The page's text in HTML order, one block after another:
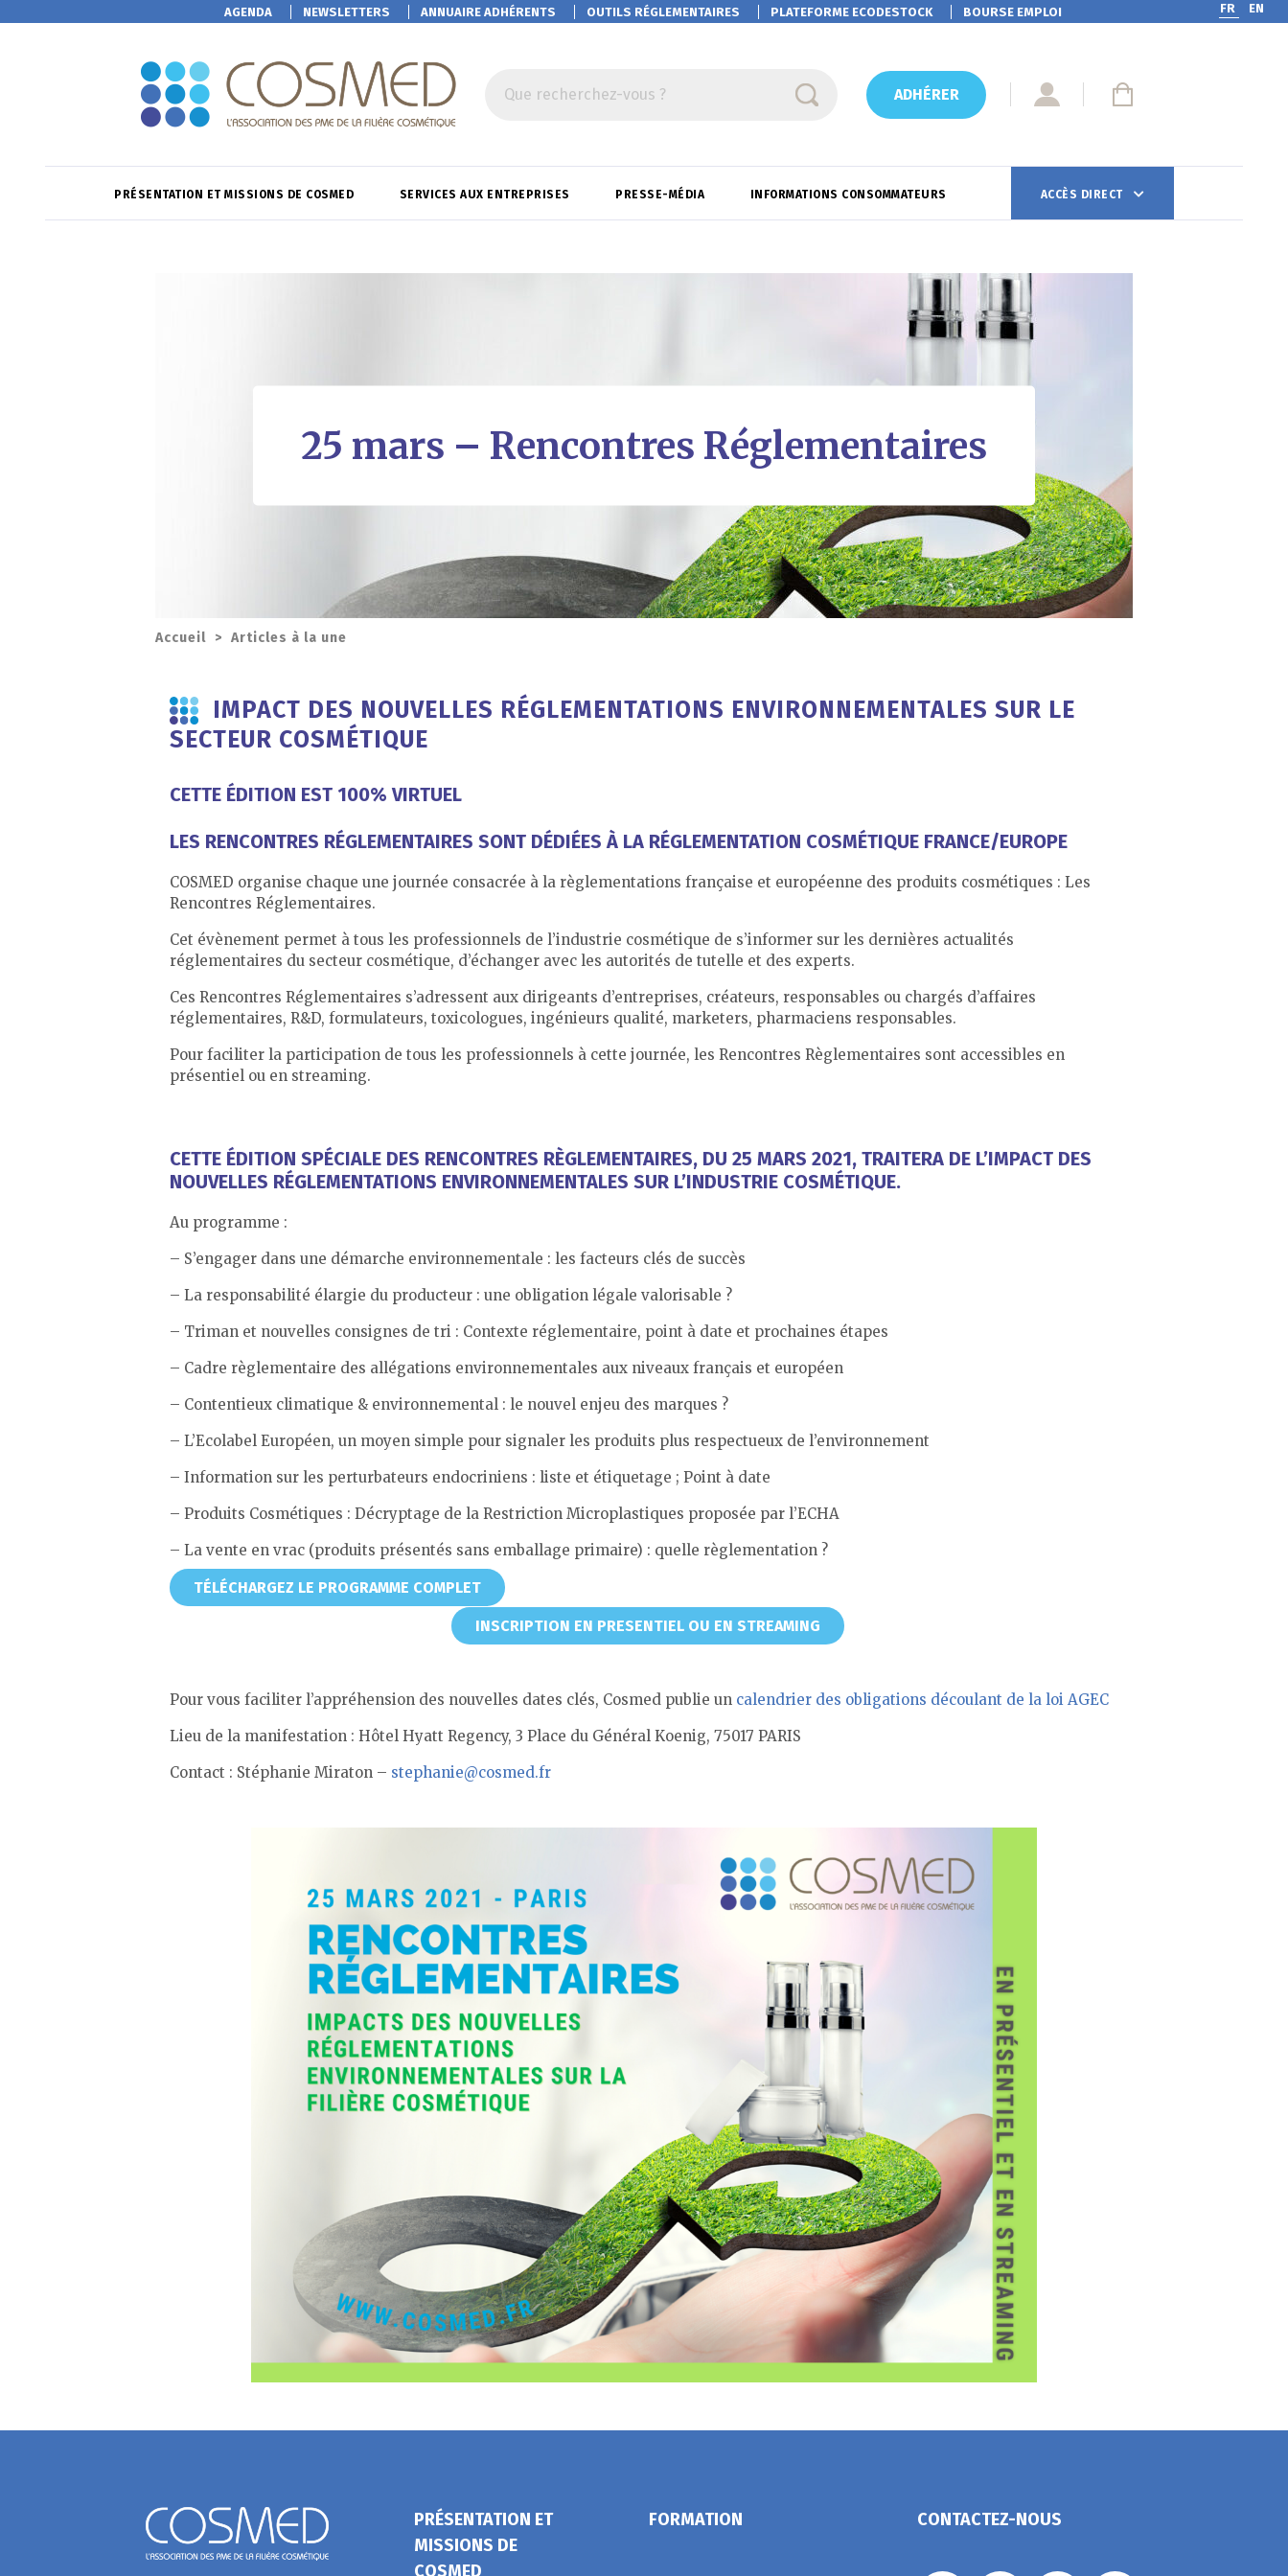
AGENDA NEWSLETTERS ANNUAIRE ADHÉRENTS OUTILS RÉGLEMENTAIRES PLATEFORMEECODESTOCK BOURSE EMPLOI FR EN
Que recherchez-vous ? ADHÉRER
PRÉSENTATION ET MISSIONS DE COSMED SERVICES AUX ENTREPRISES PRESSE-MÉDIA INFORMATIONS CONSOMMATEURS ACCÈS DIRECT
25 mars – Rencontres Réglementaires
Accueil > Articles à la une
IMPACT DES NOUVELLES RÉGLEMENTATIONS ENVIRONNEMENTALES SUR LE
SECTEUR COSMÉTIQUE
CETTE ÉDITION EST 100% VIRTUEL
LES RENCONTRES RÉGLEMENTAIRES SONT DÉDIÉES À LA RÉGLEMENTATION COSMÉTIQUE FRANCE/EUROPE
COSMED organise chaque une journée consacrée à la règlementations française et européenne des produits cosmétiques : Les
Rencontres Réglementaires.
Cet évènement permet à tous les professionnels de l’industrie cosmétique de s’informer sur les dernières actualités
réglementaires du secteur cosmétique, d’échanger avec les autorités de tutelle et des experts.
Ces Rencontres Réglementaires s’adressent aux dirigeants d’entreprises, créateurs, responsables ou chargés d’affaires
réglementaires, R&D, formulateurs, toxicologues, ingénieurs qualité, marketers, pharmaciens responsables.
Pour faciliter la participation de tous les professionnels à cette journée, les Rencontres Règlementaires sont accessibles en
présentiel ou en streaming.
CETTE ÉDITION SPÉCIALE DES RENCONTRES RÈGLEMENTAIRES, DU 25 MARS 2021, TRAITERA DE L’IMPACT DES
NOUVELLES RÉGLEMENTATIONS ENVIRONNEMENTALES SUR L’INDUSTRIE COSMÉTIQUE.
Au programme :
– S’engager dans une démarche environnementale : les facteurs clés de succès
– La responsabilité élargie du producteur : une obligation légale valorisable ?
– Triman et nouvelles consignes de tri : Contexte réglementaire, point à date et prochaines étapes
– Cadre règlementaire des allégations environnementales aux niveaux français et européen
– Contentieux climatique & environnemental : le nouvel enjeu des marques ?
– L’Ecolabel Européen, un moyen simple pour signaler les produits plus respectueux de l’environnement
– Information sur les perturbateurs endocriniens : liste et étiquetage ; Point à date
– Produits Cosmétiques : Décryptage de la Restriction Microplastiques proposée par l’ECHA
– La vente en vrac (produits présentés sans emballage primaire) : quelle règlementation ?
TÉLÉCHARGEZ LE PROGRAMME COMPLET
INSCRIPTION EN PRESENTIEL OU EN STREAMING
Pour vous faciliter l’appréhension des nouvelles dates clés, Cosmed publie un calendrier des obligations découlant de la loi AGEC
Lieu de la manifestation : Hôtel Hyatt Regency, 3 Place du Général Koenig, 75017 PARIS
Contact : Stéphanie Miraton – stephanie@cosmed.fr
PRÉSENTATION ET
MISSIONS DE
COSMED
FORMATION CONTACTEZ-NOUS